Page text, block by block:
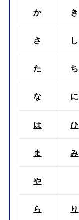
か き
さ し
た ち
な に
は ひ
ま み
や
ら り